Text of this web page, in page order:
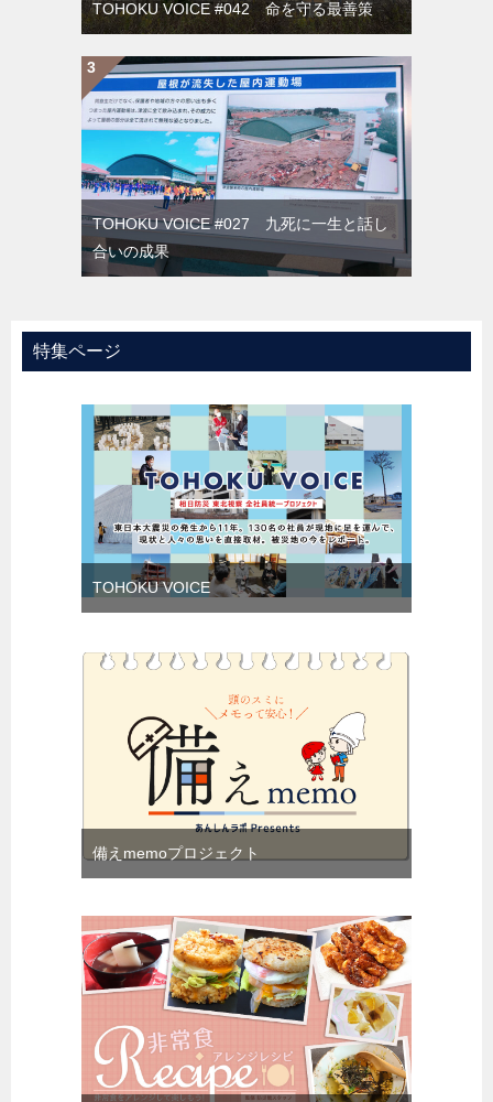
TOHOKU VOICE #042 命を守る最善策
TOHOKU VOICE #027 九死に一生と話し
合いの成果
特集ページ
TOHOKU VOICE
備えmemoプロジェクト